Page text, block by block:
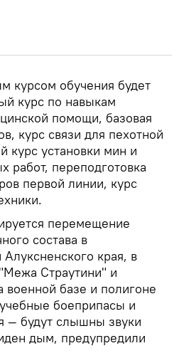
курсом обучения будет
курс по навыкам
помощи, базовая
курс связи для пехотной
курс установки мин и
работ, переподготовка
первой линии, курс
перемещение
состава в
края, в
Страутини" и
военной базе и полигоне
боеприпасы и
— будут слышны звуки
дым, предупредили